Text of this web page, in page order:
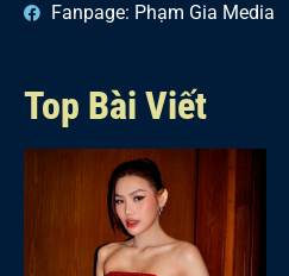
Fanpage: Phạm Gia Media
Top Bài Viết